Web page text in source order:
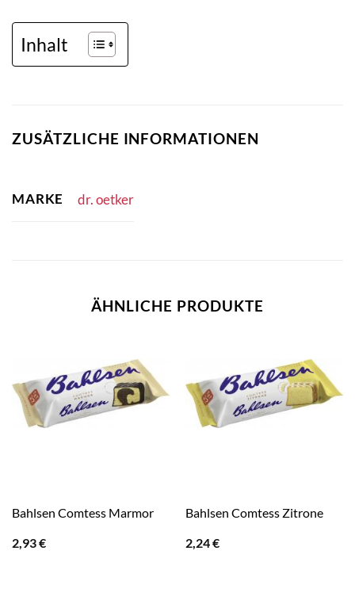
Inhalt
ZUSÄTZLICHE INFORMATIONEN
MARKE dr. oetker
ÄHNLICHE PRODUKTE
Bahlsen Comtess Marmor
2,93€
Bahlsen Comtess Zitrone
2,24€